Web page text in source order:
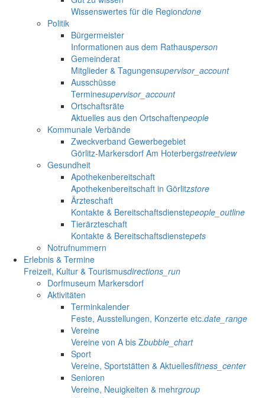
Wissenswertes für die Regiondone
Politik
Bürgermeister
Informationen aus dem Rathausperson
Gemeinderat
Mitglieder & Tagungensupervisor_account
Ausschüsse
Terminesupervisor_account
Ortschaftsräte
Aktuelles aus den Ortschaftenpeople
Kommunale Verbände
Zweckverband Gewerbegebiet
Görlitz-Markersdorf Am Hoterbergstreetview
Gesundheit
Apothekenbereitschaft
Apothekenbereitschaft in Görlitzstore
Ärzteschaft
Kontakte & Bereitschaftsdienstepeople_outline
Tierärzteschaft
Kontakte & Bereitschaftsdienstepets
Notrufnummern
Erlebnis & Termine
Freizeit, Kultur & Tourismusdirections_run
Dorfmuseum Markersdorf
Aktivitäten
Terminkalender
Feste, Ausstellungen, Konzerte etc.date_range
Vereine
Vereine von A bis Zbubble_chart
Sport
Vereine, Sportstätten & Aktuellesfitness_center
Senioren
Vereine, Neuigkeiten & mehrgroup